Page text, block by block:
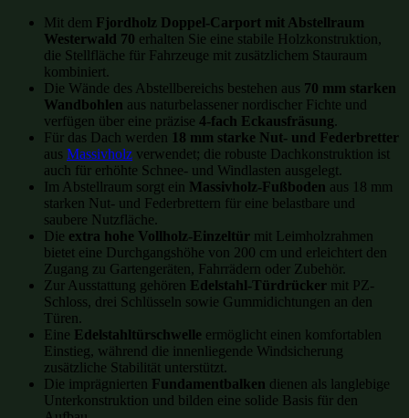
Mit dem Fjordholz Doppel-Carport mit Abstellraum
Westerwald 70 erhalten Sie eine stabile Holzkonstruktion,
die Stellfläche für Fahrzeuge mit zusätzlichem Stauraum
kombiniert.
Die Wände des Abstellbereichs bestehen aus 70 mm starken
Wandbohlen aus naturbelassener nordischer Fichte und
verfügen über eine präzise 4-fach Eckausfräsung.
Für das Dach werden 18 mm starke Nut- und Federbretter
aus Massivholz verwendet; die robuste Dachkonstruktion ist
auch für erhöhte Schnee- und Windlasten ausgelegt.
Im Abstellraum sorgt ein Massivholz-Fußboden aus 18 mm
starken Nut- und Federbrettern für eine belastbare und
saubere Nutzfläche.
Die extra hohe Vollholz-Einzeltür mit Leimholzrahmen
bietet eine Durchgangshöhe von 200 cm und erleichtert den
Zugang zu Gartengeräten, Fahrrädern oder Zubehör.
Zur Ausstattung gehören Edelstahl-Türdrücker mit PZ-
Schloss, drei Schlüsseln sowie Gummidichtungen an den
Türen.
Eine Edelstahltürschwelle ermöglicht einen komfortablen
Einstieg, während die innenliegende Windsicherung
zusätzliche Stabilität unterstützt.
Die imprägnierten Fundamentbalken dienen als langlebige
Unterkonstruktion und bilden eine solide Basis für den